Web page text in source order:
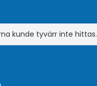
kunde tyvärr inte hittas.